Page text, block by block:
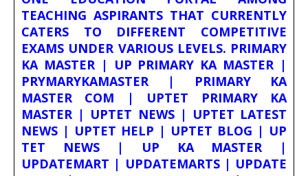
TEACHING ASPIRANTS THAT CURRENTLY
CATERS TO DIFFERENT COMPETITIVE
EXAMS UNDER VARIOUS LEVELS. PRIMARY
KA MASTER | UP PRIMARY KA MASTER |
PRYMARYKAMASTER | PRIMARY KA
MASTER COM | UPTET PRIMARY KA
MASTER | UPTET NEWS | UPTET LATEST
NEWS | UPTET HELP | UPTET BLOG | UP
TET NEWS | UP KA MASTER |
UPDATEMART | UPDATEMARTS | UPDATE